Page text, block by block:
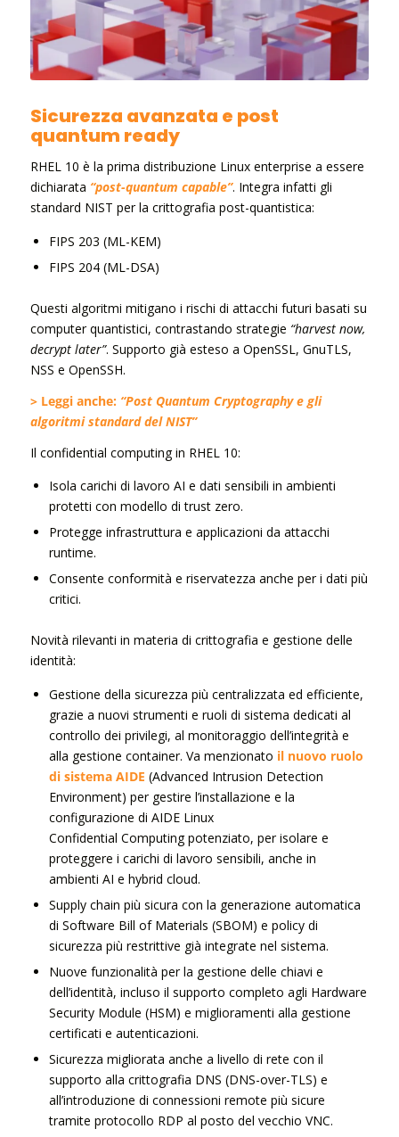
Sicurezza avanzata e post
quantum ready
RHEL 10 è la prima distribuzione Linux enterprise a essere
dichiarata “post-quantum capable”. Integra infatti gli
standard NIST per la crittografia post-quantistica:
FIPS 203 (ML-KEM)
FIPS 204 (ML-DSA)
Questi algoritmi mitigano i rischi di attacchi futuri basati su
computer quantistici, contrastando strategie “harvest now,
decrypt later”. Supporto già esteso a OpenSSL, GnuTLS,
NSS e OpenSSH.
> Leggi anche: “Post Quantum Cryptography e gli
algoritmi standard del NIST”
Il confidential computing in RHEL 10:
Isola carichi di lavoro AI e dati sensibili in ambienti
protetti con modello di trust zero.
Protegge infrastruttura e applicazioni da attacchi
runtime.
Consente conformità e riservatezza anche per i dati più
critici.
Novità rilevanti in materia di crittografia e gestione delle
identità:
Gestione della sicurezza più centralizzata ed efficiente,
grazie a nuovi strumenti e ruoli di sistema dedicati al
controllo dei privilegi, al monitoraggio dell’integrità e
alla gestione container. Va menzionato il nuovo ruolo
di sistema AIDE (Advanced Intrusion Detection
Environment) per gestire l’installazione e la
configurazione di AIDE Linux
Confidential Computing potenziato, per isolare e
proteggere i carichi di lavoro sensibili, anche in
ambienti AI e hybrid cloud.
Supply chain più sicura con la generazione automatica
di Software Bill of Materials (SBOM) e policy di
sicurezza più restrittive già integrate nel sistema.
Nuove funzionalità per la gestione delle chiavi e
dell’identità, incluso il supporto completo agli Hardware
Security Module (HSM) e miglioramenti alla gestione
certificati e autenticazioni.
Sicurezza migliorata anche a livello di rete con il
supporto alla crittografia DNS (DNS-over-TLS) e
all’introduzione di connessioni remote più sicure
tramite protocollo RDP al posto del vecchio VNC.